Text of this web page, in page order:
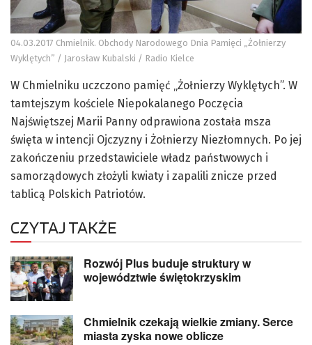
04.03.2017 Chmielnik. Obchody Narodowego Dnia Pamięci „Żołnierzy
Wyklętych” / Jarosław Kubalski / Radio Kielce
W Chmielniku uczczono pamięć „Żołnierzy Wyklętych”. W
tamtejszym kościele Niepokalanego Poczęcia
Najświętszej Marii Panny odprawiona została msza
święta w intencji Ojczyzny i Żołnierzy Niezłomnych. Po jej
zakończeniu przedstawiciele władz państwowych i
samorządowych złożyli kwiaty i zapalili znicze przed
tablicą Polskich Patriotów.
CZYTAJ TAKŻE
Rozwój Plus buduje struktury w
województwie świętokrzyskim
Chmielnik czekają wielkie zmiany. Serce
miasta zyska nowe oblicze